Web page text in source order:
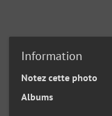
Information
Notez cette photo
Albums